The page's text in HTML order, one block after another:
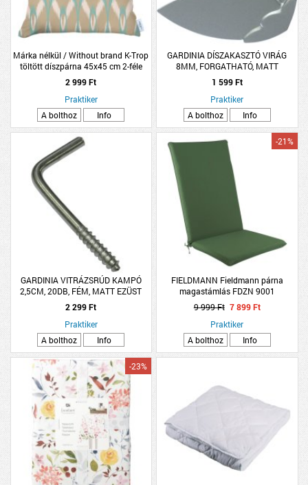
Márka nélkül / Without brand K-Trop
töltött díszpárna 45x45 cm 2-féle
2 999 Ft
Praktiker
A bolthoz
Info
GARDINIA DÍSZAKASZTÓ VIRÁG
8MM, FORGATHATÓ, MATT
1 599 Ft
Praktiker
A bolthoz
Info
GARDINIA VITRÁZSRÚD KAMPÓ
2,5CM, 20DB, FÉM, MATT EZÜST
SZÍN
2 299 Ft
Praktiker
A bolthoz
Info
FIELDMANN Fieldmann párna
magastámlás FDZN 9001
4x48x113cm zöld
-21%
9 999 Ft 7 899 Ft
Praktiker
A bolthoz
Info
-23%